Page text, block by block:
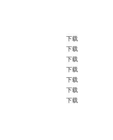
下载
下载
下载
下载
下载
下载
下载